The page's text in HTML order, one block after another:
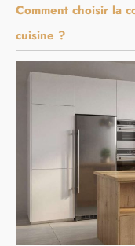
Comment choisir la
cuisine ?